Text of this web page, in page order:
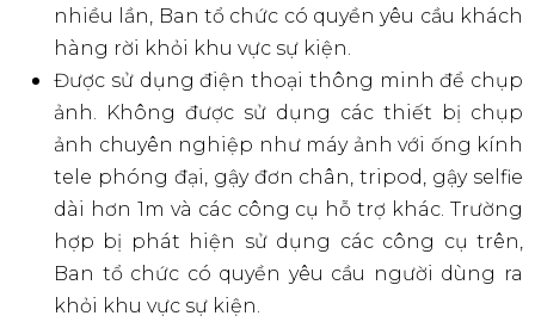
Lịch trình chi tiết sẽ được thông báo sau qua
kênh Fanpage.
Số lượng khăn chia đội (Team towel) có hạn và
sẽ được phát theo thứ tự ưu tiên đến trước
phục vụ trước. Ban tổ chức không cam kết về
số lượng khăn, và có thể thay đổi mà không
cần thông báo trước.
Khách hàng có thể mang theo súng nước và
cũng có thể mua tại địa điểm tổ chức. Súng
nước chỉ được phép sử dụng bên trong khu